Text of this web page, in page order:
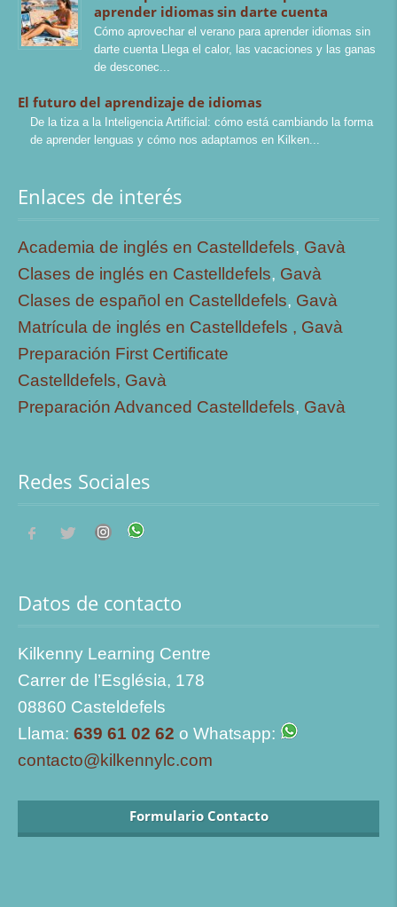
aprender idiomas sin darte cuenta
Cómo aprovechar el verano para aprender idiomas sin
darte cuenta Llega el calor, las vacaciones y las ganas
de desconec
El futuro del aprendizaje de idiomas
De la tiza a la Inteligencia Artificial: cómo está cambiando la forma
de aprender lenguas y cómo nos adaptamos en Kilken
Enlaces de interés
Academia de inglés en Castelldefels, Gavà
Clases de inglés en Castelldefels, Gavà
Clases de español en Castelldefels, Gavà
Matrícula de inglés en Castelldefels , Gavà
Preparación First Certificate
Castelldefels, Gavà
Preparación Advanced Castelldefels, Gavà
Redes Sociales
Datos de contacto
Kilkenny Learning Centre
Carrer de l’Església, 178
08860 Casteldefels
Llama: 639 61 02 62 o Whatsapp:
contacto@kilkennylc.com
Formulario Contacto